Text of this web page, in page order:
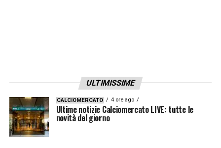
ULTIMISSIME
CALCIOMERCATO 4 ore ago
Ultime notizie Calciomercato LIVE: tutte le
novità del giorno